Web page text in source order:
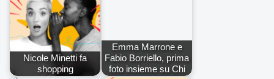
Nicole Minetti fa
shopping
Emma Marrone e
Fabio Borriello, prima
foto insieme su Chi